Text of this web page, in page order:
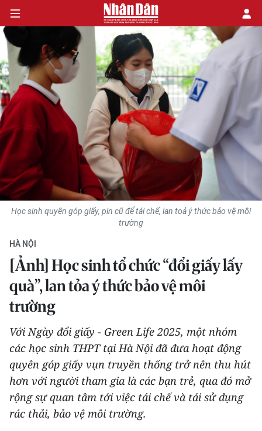
CHÍNH TRỊ
KINH TẾ
VĂN HÓA
XÃ HỘI
PHÁP LUẬT
THẾ GIỚI
THỂ THAO
GIÁO DỤC
Y TẾ
KHOA HỌC - CÔNG NGHỆ
MÔI TRƯỜNG
BẠN ĐỌC
Học sinh quyên góp giấy, pin cũ để tái chế, lan toả ý thức bảo vệ môi
trường
HÀ NỘI
[Ảnh] Học sinh tổ chức “đổi giấy lấy
quà”, lan tỏa ý thức bảo vệ môi
trường
Với Ngày đổi giấy - Green Life 2025, một nhóm
các học sinh THPT tại Hà Nội đã đưa hoạt động
quyên góp giấy vụn truyền thống trở nên thu hút
hơn với người tham gia là các bạn trẻ, qua đó mở
rộng sự quan tâm tới việc tái chế và tái sử dụng
rác thải, bảo vệ môi trường.